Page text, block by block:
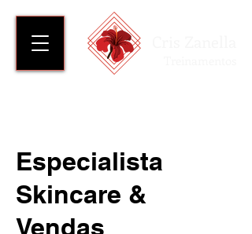
Especialista
Skincare &
Vendas